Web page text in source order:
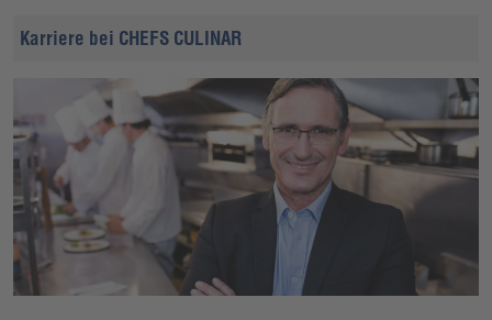
Karriere bei CHEFS CULINAR